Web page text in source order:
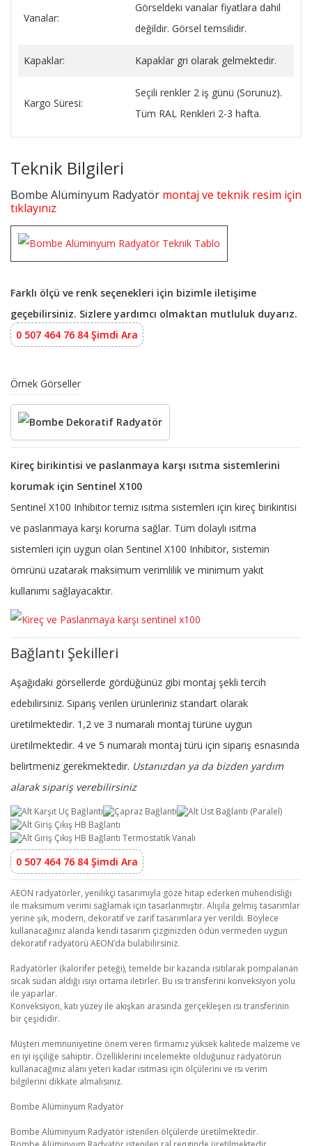
Vanalar:
Görseldeki vanalar fiyatlara dahil
değildir. Görsel temsilidir.
Kapaklar: Kapaklar gri olarak gelmektedir.
Kargo Süresi:
Seçili renkler 2 iş günü (Sorunuz).
Tüm RAL Renkleri 2-3 hafta.
Teknik Bilgileri
Bombe Alüminyum Radyatör montaj ve teknik resim için
tıklayınız
Farklı ölçü ve renk seçenekleri için bizimle iletişime
geçebilirsiniz. Sizlere yardımcı olmaktan mutluluk duyarız.
0 507 464 76 84 Şimdi Ara
Örnek Görseller
Kireç birikintisi ve paslanmaya karşı ısıtma sistemlerini
korumak için Sentinel X100
Sentinel X100 Inhibitor temiz ısıtma sistemleri için kireç birikintisi
ve paslanmaya karşı koruma sağlar. Tüm dolaylı ısıtma
sistemleri için uygun olan Sentinel X100 Inhibitor, sistemin
ömrünü uzatarak maksimum verimlilik ve minimum yakıt
kullanımı sağlayacaktır.
Bağlantı Şekilleri
Aşağıdaki görsellerde gördüğünüz gibi montaj şekli tercih
edebilirsiniz. Sipariş verilen ürünleriniz standart olarak
üretilmektedir. 1,2 ve 3 numaralı montaj türüne uygun
üretilmektedir. 4 ve 5 numaralı montaj türü için sipariş esnasında
belirtmeniz gerekmektedir. Ustanızdan ya da bizden yardım
alarak sipariş verebilirsiniz
0 507 464 76 84 Şimdi Ara
AEON radyatörler, yenilikçi tasarımıyla göze hitap ederken mühendisliği
ile maksimum verimi sağlamak için tasarlanmıştır. Alışıla gelmiş tasarımlar
yerine şık, modern, dekoratif ve zarif tasarımlara yer verildi. Böylece
kullanacağınız alanda kendi tasarım çizginizden ödün vermeden uygun
dekoratif radyatörü AEON’da bulabilirsiniz.
Radyatörler (kalorifer peteği), temelde bir kazanda ısıtılarak pompalanan
sıcak sudan aldığı ısıyı ortama iletirler. Bu ısı transferini konveksiyon yolu
ile yaparlar.
Konveksiyon, katı yüzey ile akışkan arasında gerçekleşen ısı transferinin
bir çeşididir.
Müşteri memnuniyetine önem veren firmamız yüksek kalitede malzeme ve
en iyi işçiliğe sahiptir. Özelliklerini incelemekte olduğunuz radyatörün
kullanacağınız alanı yeteri kadar ısıtması için ölçülerini ve ısı verim
bilgilerini dikkate almalısınız.
Bombe Alüminyum Radyatör
Bombe Alüminyum Radyatör istenilen ölçülerde üretilmektedir.